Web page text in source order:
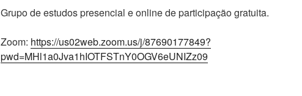
Grupo de estudos presencial e online de participação gratuita.
Zoom: https://us02web.zoom.us/j/87690177849?
pwd=MHl1a0Jva1hIOTFSTnY0OGV6eUNIZz09